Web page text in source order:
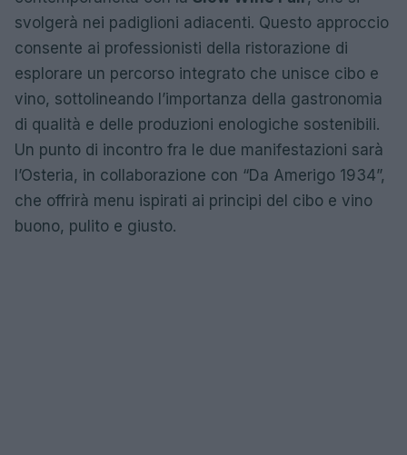
svolgerà nei padiglioni adiacenti. Questo approccio
consente ai professionisti della ristorazione di
esplorare un percorso integrato che unisce cibo e
vino, sottolineando l’importanza della gastronomia
di qualità e delle produzioni enologiche sostenibili.
Un punto di incontro fra le due manifestazioni sarà
l’Osteria, in collaborazione con “Da Amerigo 1934”,
che offrirà menu ispirati ai principi del cibo e vino
buono, pulito e giusto.